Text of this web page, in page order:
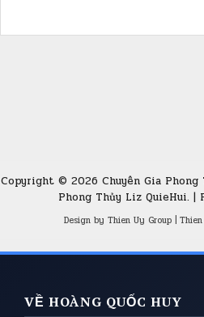
Copyright © 2026 Chuyên Gia
Phong Thủy Liz QuieHui. |
Design by Thien Uy Group |
VỀ HOÀNG QUỐC HUY